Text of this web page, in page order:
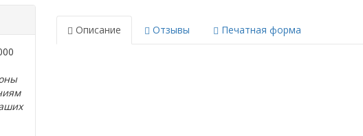
Описание Отзывы Печатная форма